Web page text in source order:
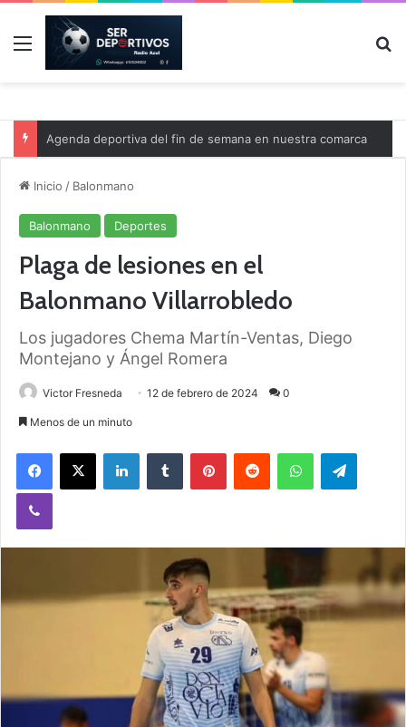
Menú
Agenda deportiva del fin de semana en nuestra comarca
Inicio / Balonmano
Balonmano Deportes
Plaga de lesiones en el
Balonmano Villarrobledo
Los jugadores Chema Martín-Ventas, Diego
Montejano y Ángel Romera
Victor Fresneda 12 de febrero de 2024 0
Menos de un minuto